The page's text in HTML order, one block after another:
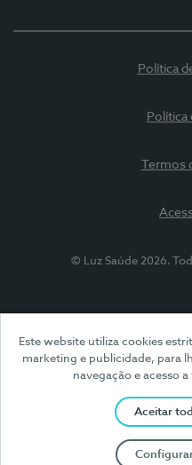
Este website utiliza cookies
marketing e publicidade, para
navegação e acesso
Aceitar
Política
Política
Termos
© Luz Saúde 2026.